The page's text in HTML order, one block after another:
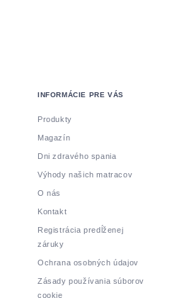
INFORMÁCIE PRE VÁS
Produkty
Magazín
Dni zdravého spania
Výhody našich matracov
O nás
Kontakt
Registrácia predĺženej
záruky
Ochrana osobných údajov
Zásady používania súborov
cookie